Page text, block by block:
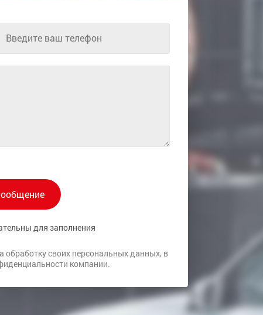
Введите ваш телефон
для заполнения
обработку своих персональных данных, в
компании.